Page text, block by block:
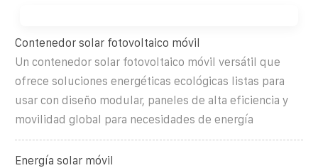
Contenedor solar fotovoltaico móvil
Un contenedor solar fotovoltaico móvil versátil que
ofrece soluciones energéticas ecológicas listas para
usar con diseño modular, paneles de alta eficiencia y
movilidad global para necesidades de energía
Energía solar móvil